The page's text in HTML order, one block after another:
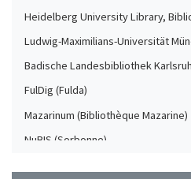
Heidelberg University Library,
Ludwig-Maximilians-Universität
Badische Landesbibliothek
FulDig (Fulda)
Mazarinum (Bibliothèque Mazarine)
NuBIS (Sorbonne)